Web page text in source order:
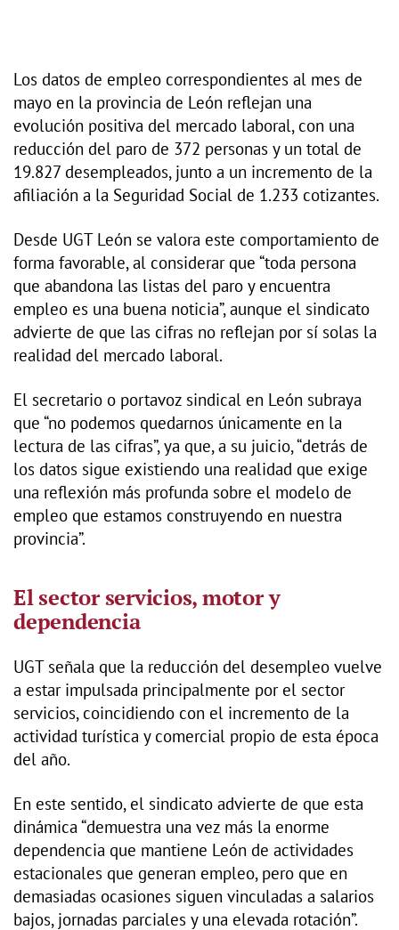
Los datos de empleo correspondientes al mes de
mayo en la provincia de León reflejan una
evolución positiva del mercado laboral, con una
reducción del paro de 372 personas y un total de
19.827 desempleados, junto a un incremento de la
afiliación a la Seguridad Social de 1.233 cotizantes.
Desde UGT León se valora este comportamiento de
forma favorable, al considerar que “toda persona
que abandona las listas del paro y encuentra
empleo es una buena noticia”, aunque el sindicato
advierte de que las cifras no reflejan por sí solas la
realidad del mercado laboral.
El secretario o portavoz sindical en León subraya
que “no podemos quedarnos únicamente en la
lectura de las cifras”, ya que, a su juicio, “detrás de
los datos sigue existiendo una realidad que exige
una reflexión más profunda sobre el modelo de
empleo que estamos construyendo en nuestra
provincia”.
El sector servicios, motor y
dependencia
UGT señala que la reducción del desempleo vuelve
a estar impulsada principalmente por el sector
servicios, coincidiendo con el incremento de la
actividad turística y comercial propio de esta época
del año.
En este sentido, el sindicato advierte de que esta
dinámica “demuestra una vez más la enorme
dependencia que mantiene León de actividades
estacionales que generan empleo, pero que en
demasiadas ocasiones siguen vinculadas a salarios
bajos, jornadas parciales y una elevada rotación”.